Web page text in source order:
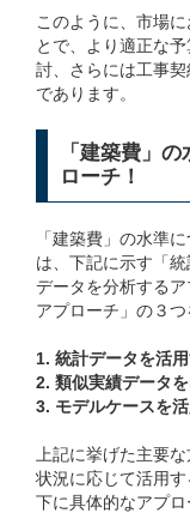
このように、市場
とで、より適正な
討、さらには工事
であります。
「建築費」
ローチ！
「建築費」の水準
は、下記に示す「
データを分析する
アプローチ」の３つ
1. 統計データを活
2. 類似実績データ
3. モデルケースを
上記に挙げた主要
状況に応じて活用
下に具体的なアプロ